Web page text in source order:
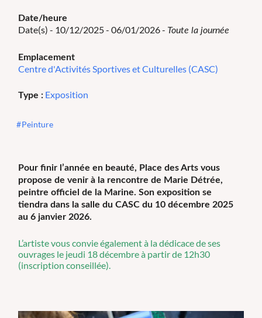
Date/heure
Date(s) - 10/12/2025 - 06/01/2026 - Toute la journée
Emplacement
Centre d'Activités Sportives et Culturelles (CASC)
Type : Exposition
Peinture
Pour finir l’année en beauté, Place des Arts vous
propose de venir à la rencontre de Marie Détrée,
peintre officiel de la Marine. Son exposition se
tiendra dans la salle du CASC du 10 décembre 2025
au 6 janvier 2026.
L’artiste vous convie également à la dédicace de ses
ouvrages le jeudi 18 décembre à partir de 12h30
(inscription conseillée).